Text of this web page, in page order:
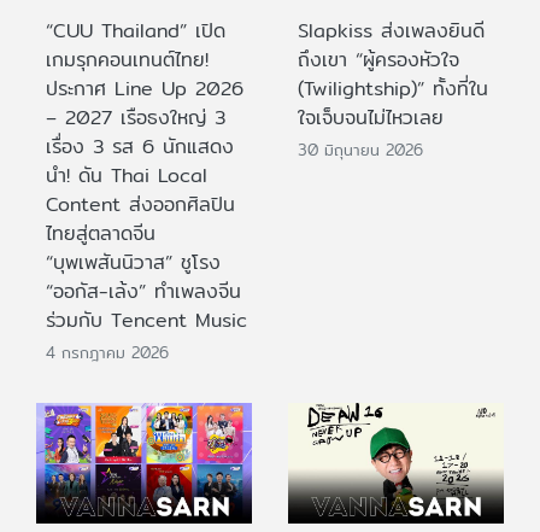
“CUU Thailand” เปิด
เกมรุกคอนเทนต์ไทย!
ประกาศ Line Up 2026
– 2027 เรือธงใหญ่ 3
เรื่อง 3 รส 6 นักแสดง
นำ! ดัน Thai Local
Content ส่งออกศิลปิน
ไทยสู่ตลาดจีน
“บุพเพสันนิวาส” ชูโรง
“ออกัส-เล้ง” ทำเพลงจีน
ร่วมกับ Tencent Music
4 กรกฎาคม 2026
Slapkiss ส่งเพลงยินดี
ถึงเขา “ผู้ครองหัวใจ
(Twilightship)” ทั้งที่ใน
ใจเจ็บจนไม่ไหวเลย
30 มิถุนายน 2026